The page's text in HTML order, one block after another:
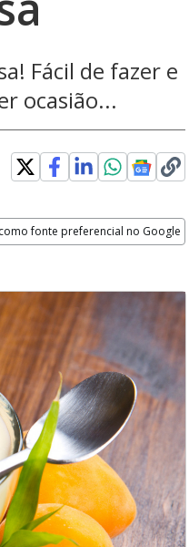
Fácil de fazer e
ocasião...
fonte preferencial no Google